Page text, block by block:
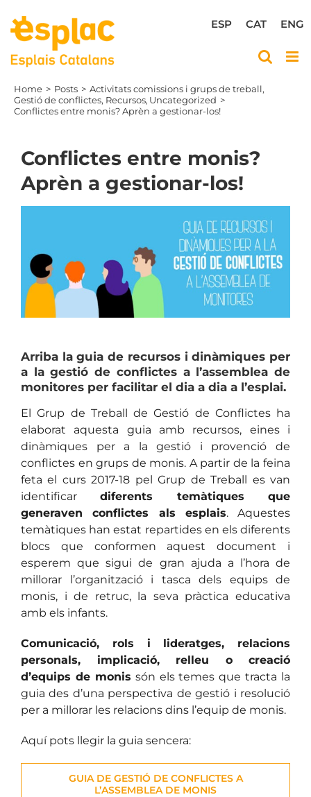
content
ENG
CAT
ESP
Home Posts
Activitats comissions i grups de treball
Gestió de conflictes Recursos Uncategorized
Conflictes entre monis? Aprèn a gestionar-los!
Conflictes entre monis?
Aprèn a gestionar-los!
Arriba laguia de recursos i dinàmiques per
a la gestió de conflictes a l’assemblea de
monitores per facilitar el dia a dia a l’esplai.
El Grup de Treball de Gestió de Conflictes ha
elaborat aquesta guia amb recursos, eines i
dinàmiques per a la gestió i provenció de
conflictes en grups de monis. A partir de la feina
feta el curs 2017-18 pel Grup de Treball es van
identificardiferents temàtiques que
generaven conflictes als esplais. Aquestes
temàtiques han estat repartides en els diferents
blocs que conformen aquest document i
esperem que sigui de gran ajuda a l’hora de
millorar l’organització i tasca dels equips de
monis, i de retruc, la seva pràctica educativa
amb els infants.
Comunicació, rols i lideratges, relacions
personals, implicació, relleu o creació
d’equips de monis són els temes que tracta la
guia des d’una perspectiva de gestió i resolució
per a millorar les relacions dins l’equip de monis.
Aquí pots llegir la guia sencera:
GUIA DE GESTIÓ DE CONFLICTES A
L’ASSEMBLEA DE MONIS